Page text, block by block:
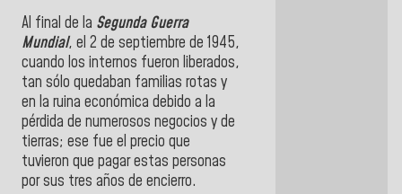
Al final de la Segunda Guerra
Mundial, el 2 de septiembre de 1945,
cuando los internos fueron liberados,
tan sólo quedaban familias rotas y
en la ruina económica debido a la
pérdida de numerosos negocios y de
tierras; ese fue el precio que
tuvieron que pagar estas personas
por sus tres años de encierro.